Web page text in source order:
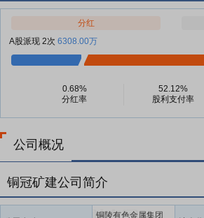
分红
A股派现 2次 6308.00万
0.68%
分红率
52.12%
股利支付率
公司概况
铜冠矿建公司简介
铜陵有色金属集团